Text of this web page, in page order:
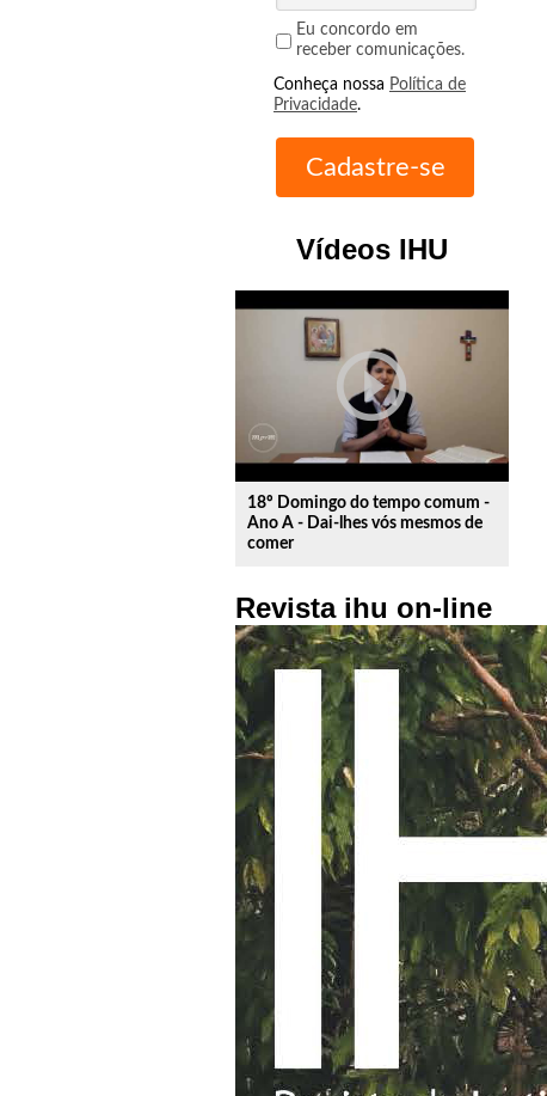
Eu concordo em
receber comunicações.
Conheça nossa Política de
Privacidade.
Vídeos IHU
play_circle_outline
18º Domingo do tempo comum -
Ano A - Dai-lhes vós mesmos de
comer
Revista ihu on-line